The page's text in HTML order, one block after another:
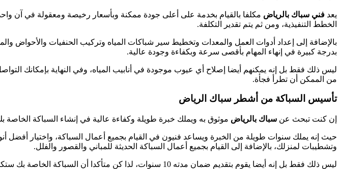
يعد فني سباك بالرياض مكلفا بالقيام بخدمة على أعلى جودة ممكنة وبأسعار رخيصة ومعقولة في آن
الخطط التنفيذية، ومن ثم يتم تقدير التكلفة.
بالإضافة إلى إعداد أدوات العمل والمعدات وتخطيط سير شباكات المياه وتركيب الحنفيات والأحواض
بدرجة كبيرة في إنهاء المهام بأقصى سرعة وبكفاءة وجودة عالية.
ليس ذلك فقط بل إنه يمكنهم أيضا إصلاح أي عيوب موجودة في أنابيب المياه، وفي النهاية بإمكانك
من الممكن أن تطرأ فجأة.
تأسيس السباكة من أشطر سباك الرياض
إن كنت تبحث عن سباك بالرياض موثوق به ويملك خبرة طويلة وكفاءة عالية في إنشاء السباكة
حيث إنه يملك سنوات طويلة من الخبرة ويساعد فنيون في القيام بجميع أعمال السباكة، واختيار أفضل
وتشطيبات لمنزلك، بالإضافة إلى القيام بجميع أعمال السباكة الحديثة للمباني والقصور والفلل.
ليس ذلك فقط بل إنه أيضا يقوم بتقديم ضمان مدته 10 سنوات، لذا كن متأكدا أن السباكة الخاصة بك ستكون ممتازة للغاية وفي أيد أمينة.